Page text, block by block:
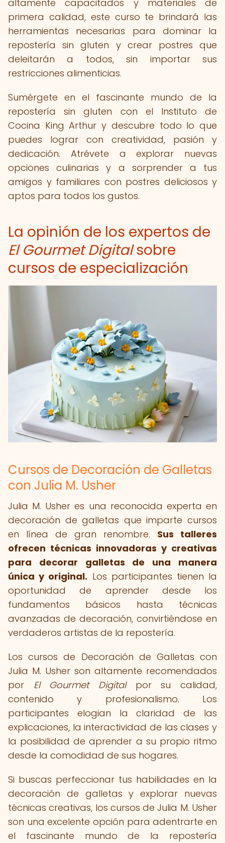
altamente capacitados y materiales de
primera calidad, este curso te brindará las
herramientas necesarias para dominar la
repostería sin gluten y crear postres que
deleitarán a todos, sin importar sus
restricciones alimenticias.
Sumérgete en el fascinante mundo de la
repostería sin gluten con el Instituto de
Cocina King Arthur y descubre todo lo que
puedes lograr con creatividad, pasión y
dedicación. Atrévete a explorar nuevas
opciones culinarias y a sorprender a tus
amigos y familiares con postres deliciosos y
aptos para todos los gustos.
La opinión de los expertos de
El Gourmet Digitalsobre
cursos de especialización
Cursos de Decoración de Galletas
con Julia M. Usher
Julia M. Usher es una reconocida experta en
decoración de galletas que imparte cursos
en línea de gran renombre. Sus talleres
ofrecen técnicas innovadoras y creativas
para decorar galletas de una manera
única y original. Los participantes tienen la
oportunidad de aprender desde los
fundamentos básicos hasta técnicas
avanzadas de decoración, convirtiéndose en
verdaderos artistas de la repostería.
Los cursos de Decoración de Galletas con
Julia M. Usher son altamente recomendados
por El Gourmet Digitalpor su calidad,
contenido y profesionalismo. Los
participantes elogian la claridad de las
explicaciones, la interactividad de las clases y
la posibilidad de aprender a su propio ritmo
desde la comodidad de sus hogares.
Si buscas perfeccionar tus habilidades en la
decoración de galletas y explorar nuevas
técnicas creativas, los cursos de Julia M. Usher
son una excelente opción para adentrarte en
el fascinante mundo de la repostería